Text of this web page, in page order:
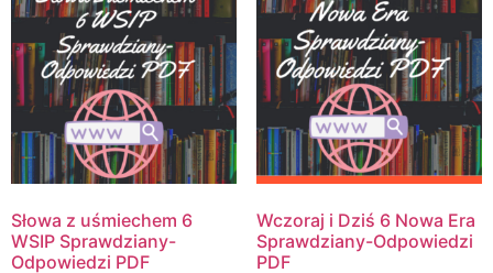
Słowa z uśmiechem 6
WSIP Sprawdziany-
Odpowiedzi PDF
Wczoraj i Dziś 6 Nowa Era
Sprawdziany-Odpowiedzi
PDF